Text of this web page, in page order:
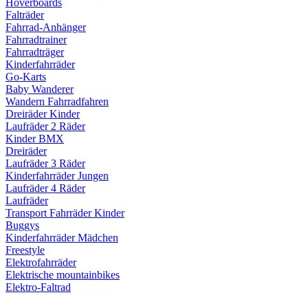
Hoverboards
Falträder
Fahrrad-Anhänger
Fahrradtrainer
Fahrradträger
Kinderfahrräder
Go-Karts
Baby Wanderer
Wandern Fahrradfahren
Dreiräder Kinder
Laufräder 2 Räder
Kinder BMX
Dreiräder
Laufräder 3 Räder
Kinderfahrräder Jungen
Laufräder 4 Räder
Laufräder
Transport Fahrräder Kinder
Buggys
Kinderfahrräder Mädchen
Freestyle
Elektrofahrräder
Elektrische mountainbikes
Elektro-Faltrad